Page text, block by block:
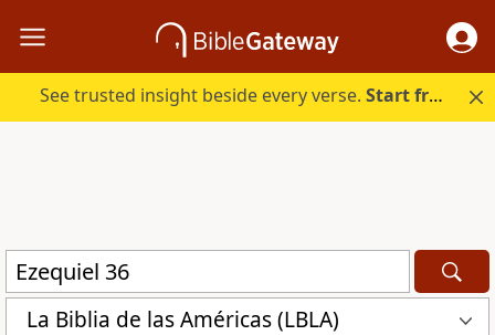
See trusted insight beside every verse.Start free.
La Biblia de las Américas (LBLA)